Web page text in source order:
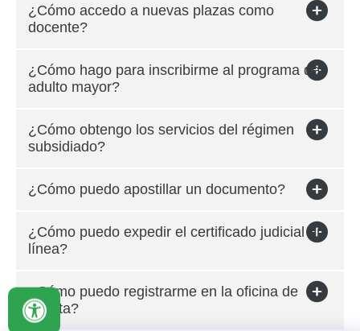
¿Cómo accedo a nuevas plazas como
docente?
¿Cómo hago para inscribirme al programa del
adulto mayor?
¿Cómo obtengo los servicios del régimen
subsidiado?
¿Cómo puedo apostillar un documento?
¿Cómo puedo expedir el certificado judicial en
línea?
¿Cómo puedo registrarme en la oficina de
Umata?